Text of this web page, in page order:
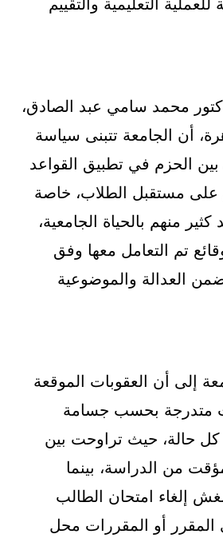
التعليمية والتقييم
محمد سامي عبد الصادق،
أن الجامعة تتبنى سياسة
الحزم في تطبيق القواعد
على مستقبل الطلاب، خاصة
منهم بالحياة الجامعية،
تم التعامل معها وفق
العدالة والموضوعية
إلى أن العقوبات الموقعة
متدرجة بحسب جسامة
حالة، حيث تراوحت بين
من الدراسة، بينما
إلغاء امتحان الطالب
المقرر أو المقررات محل